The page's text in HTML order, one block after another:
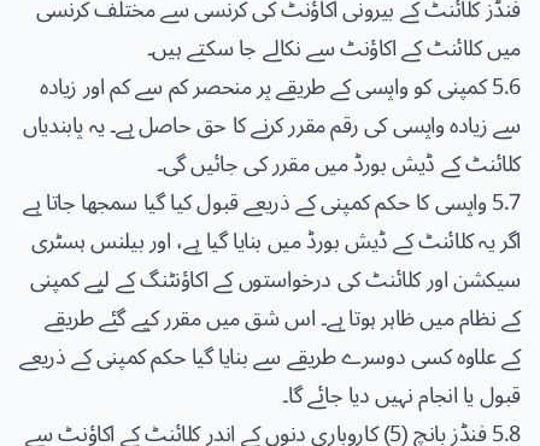
میں کلائنٹ کے اکاؤنٹ سے نکالے جا سکتے ہیں۔
5.6 کمپنی کو واپسی کے طریقے پر منحصر کم سے کم اور زیادہ
سے زیادہ واپسی کی رقم مقرر کرنے کا حق حاصل ہے۔ یہ پابندیاں
کلائنٹ کے ڈیش بورڈ میں مقرر کی جائیں گی۔
5.7 واپسی کا حکم کمپنی کے ذریعے قبول کیا گیا سمجھا جاتا ہے
اگر یہ کلائنٹ کے ڈیش بورڈ میں بنایا گیا ہے، اور بیلنس ہسٹری
سیکشن اور کلائنٹ کی درخواستوں کے اکاؤنٹنگ کے لیے کمپنی
کے نظام میں ظاہر ہوتا ہے۔ اس شق میں مقرر کیے گئے طریقے
کے علاوہ کسی دوسرے طریقے سے بنایا گیا حکم کمپنی کے ذریعے
قبول یا انجام نہیں دیا جائے گا۔
5.8 فنڈز پانچ (5) کاروباری دنوں کے اندر کلائنٹ کے اکاؤنٹ سے